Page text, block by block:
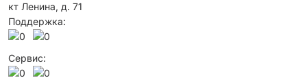
кт Ленина, д. 71
Поддержка:
Сервис: